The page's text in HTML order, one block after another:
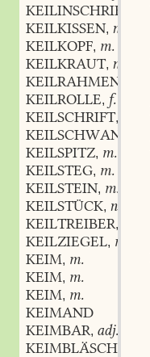
KEILINSCHRIFT
KEILKISSEN, n.
KEILKOPF, m.
KEILKRAUT, n.
KEILRAHMEN
KEILROLLE, f.
KEILSCHRIFT,
KEILSCHWANZ
KEILSPITZ, m.
KEILSTEG, m.
KEILSTEIN, m.
KEILSTÜCK, n.
KEILTREIBER,
KEILZIEGEL, m.
KEIM, m.
KEIM, m.
KEIM, m.
KEIMAND
KEIMBAR, adj.
KEIMBLÄSCHEN